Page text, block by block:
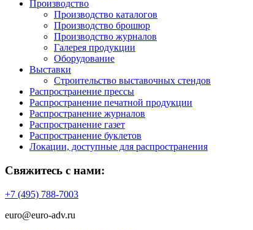
Производство
Производство каталогов
Производство брошюр
Производство журналов
Галерея продукции
Оборудование
Выставки
Строительство выставочных стендов
Распространение прессы
Распространение печатной продукции
Распространение журналов
Распространение газет
Распространение буклетов
Локации, доступные для распространения
Свяжитесь с нами:
+7 (495) 788-7003
euro@euro-adv.ru